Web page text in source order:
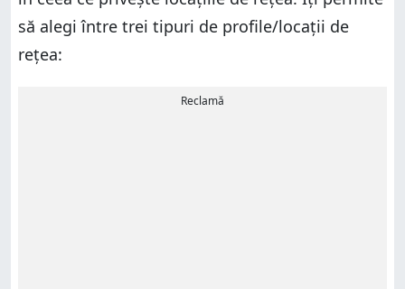
să alegi între trei tipuri de profile/locații de
rețea:
Reclamă